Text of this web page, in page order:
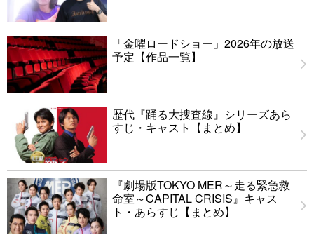
「金曜ロードショー」2026年の放送
予定【作品一覧】
歴代『踊る大捜査線』シリーズあら
すじ・キャスト【まとめ】
『劇場版TOKYO MER～走る緊急救
命室～CAPITAL CRISIS』キャス
ト・あらすじ【まとめ】